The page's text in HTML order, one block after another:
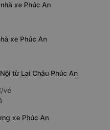
xe Phúc An
xe Phúc An
từ Lai Châu Phúc An
vé
xe Phúc An